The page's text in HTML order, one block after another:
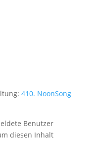
410. NoonSong
Benutzer
diesen Inhalt